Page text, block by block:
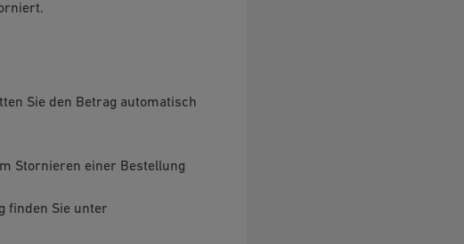
Sie den Betrag automatisch
Stornieren einer Bestellung
finden Sie unter